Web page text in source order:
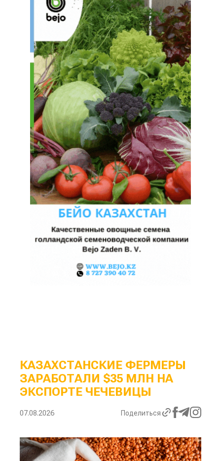
КАЗАХСТАНСКИЕ ФЕРМЕРЫ
ЗАРАБОТАЛИ $35 МЛН НА
ЭКСПОРТЕ ЧЕЧЕВИЦЫ
07.08.2026 Поделиться